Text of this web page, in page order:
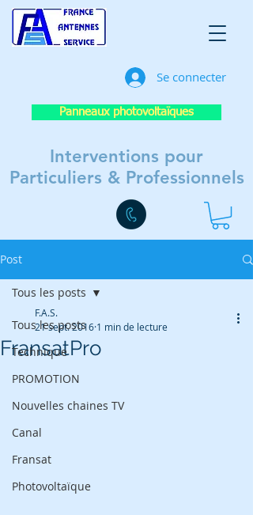
Se connecter
Panneaux photovoltaïques
Interventions pour
Particuliers & Professionnels
Post
Tous les posts
Technique
PROMOTION
Nouvelles chaines TV
Canal
Fransat
Photovoltaïque
Tous les posts
FransatPro
F.A.S.
21 sept. 2016 1 min de lecture